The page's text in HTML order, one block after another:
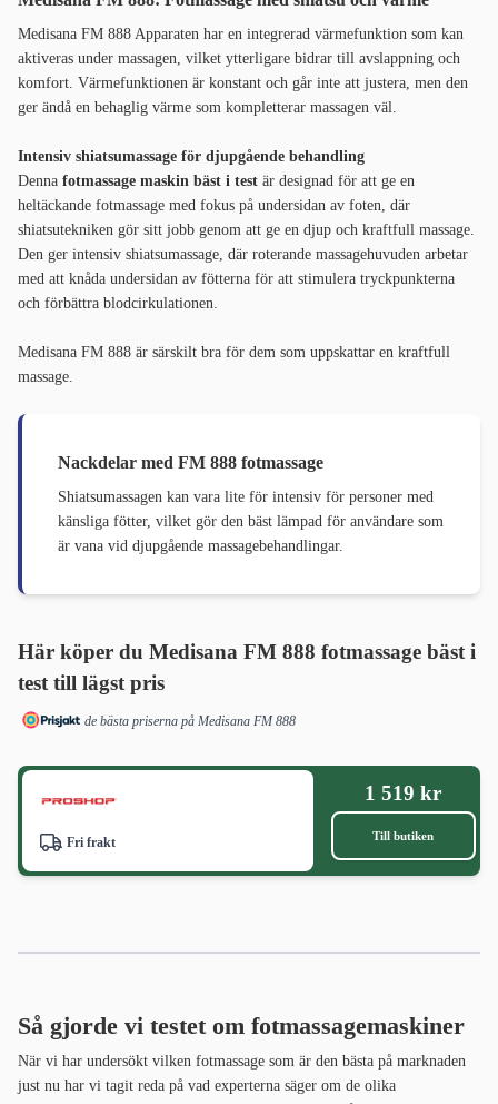
Medisana FM 888 Apparaten har en integrerad värmefunktion som kan
aktiveras under massagen, vilket ytterligare bidrar till avslappning och
komfort. Värmefunktionen är konstant och går inte att justera, men den
ger ändå en behaglig värme som kompletterar massagen väl.
Intensiv shiatsumassage för djupgående behandling
Denna fotmassage maskin bäst i test är designad för att ge en
heltäckande fotmassage med fokus på undersidan av foten, där
shiatsutekniken gör sitt jobb genom att ge en djup och kraftfull massage.
Den ger intensiv shiatsumassage, där roterande massagehuvuden arbetar
med att knåda undersidan av fötterna för att stimulera tryckpunkterna
och förbättra blodcirkulationen.
Medisana FM 888 är särskilt bra för dem som uppskattar en kraftfull
massage.
Nackdelar med FM 888 fotmassage
Shiatsumassagen kan vara lite för intensiv för personer med
känsliga fötter, vilket gör den bäst lämpad för användare som
är vana vid djupgående massagebehandlingar.
Här köper du Medisana FM 888 fotmassage bäst i
test till lägst pris
de bästa priserna på Medisana FM 888
Fri frakt
1 519 kr
Till butiken
Så gjorde vi testet om fotmassagemaskiner
När vi har undersökt vilken fotmassage som är den bästa på marknaden
just nu har vi tagit reda på vad experterna säger om de olika